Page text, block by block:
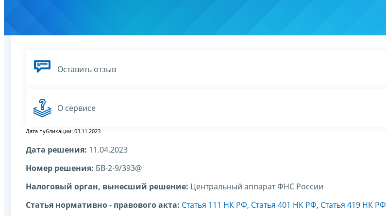
Оставить отзыв
О сервисе
Дата публикации: 03.11.2023
Дата решения: 11.04.2023
Номер решения: БВ-2-9/393@
Налоговый орган, вынесший решение: Центральный аппарат ФНС России
Статья нормативно - правового акта: Статья 111 НК РФ, Статья 401 НК РФ, Статья 419 НК РФ